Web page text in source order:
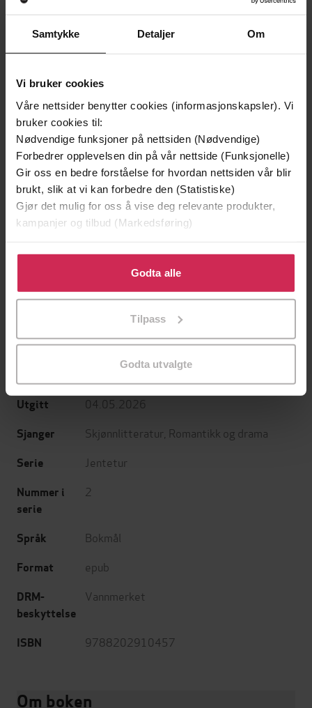
Samtykke Detaljer Om
Vi bruker cookies
Våre nettsider benytter cookies (informasjonskapsler). Vi
bruker cookies til:
Nødvendige funksjoner på nettsiden (Nødvendige)
Forbedrer opplevelsen din på vår nettside (Funksjonelle)
Gir oss en bedre forståelse for hvordan nettsiden vår blir
brukt, slik at vi kan forbedre den (Statistiske)
Gjør det mulig for oss å vise deg relevante produkter,
kampanjer og tilbud (Markedsføring)
Klikk på «Godta alle» for å gi oss ditt samtykke til å
bruke cookies for alle disse formålene. Du kan også
tilpasse ditt samtykke til spesifikke formål ved å klikke
Godta alle
Tilpass
Godta utvalgte
199,-
Minnesota
EBOK
Første gang på tilbud
349,-
EBOK
Maddie Please (forfatter),
Langtangen(oversetter)
Utgitt 04.05.2026
Sjanger Skjønnlitteratur Romantikk og drama
Serie Jentetur
Nummer i
serie
2
Språk Bokmål
Format epub
DRM-
beskyttelse
Vannmerket
ISBN 9788202910457
Om boken